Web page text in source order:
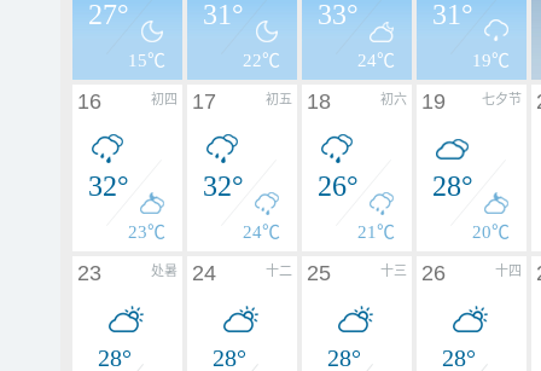
27°
15℃
31°
22℃
33°
24℃
31°
19℃
初四
16
32°
23℃
初五
17
32°
24℃
初六
18
26°
21℃
七夕节
19
28°
20℃
处暑
23
28°
十二
24
28°
十三
25
28°
十四
26
28°